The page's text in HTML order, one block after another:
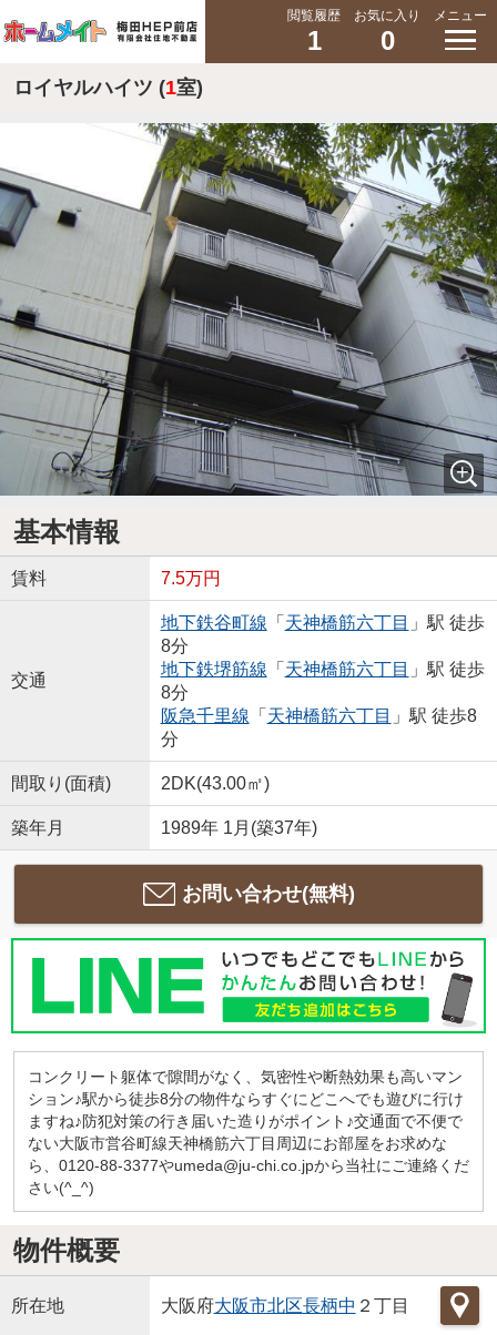
閲覧履歴
1
お気に入り
0
メニュー
ロイヤルハイツ (1室)
基本情報
賃料 7.5万円
交通
地下鉄谷町線 「 天神橋筋六丁目 」駅 徒歩
8分
地下鉄堺筋線 「 天神橋筋六丁目 」駅 徒歩
8分
阪急千里線 「 天神橋筋六丁目 」駅 徒歩8
分
間取り(面積) 2DK(43.00㎡)
築年月 1989年 1月(築37年)
お問い合わせ(無料)
コンクリート躯体で隙間がなく、気密性や断熱効果も高いマン
ション♪駅から徒歩8分の物件ならすぐにどこへでも遊びに行け
ますね♪防犯対策の行き届いた造りがポイント♪交通面で不便で
ない大阪市営谷町線天神橋筋六丁目周辺にお部屋をお求めな
ら、0120-88-3377やumeda@ju-chi.co.jpから当社にご連絡くだ
さい(^_^)
物件概要
所在地 大阪府大阪市北区長柄中 ２丁目